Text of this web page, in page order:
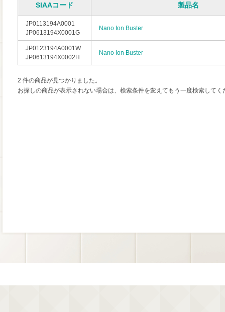
SIAAコード 製品名
JP0113194A0001
JP0613194X0001G
Nano Ion Buster
JP0123194A0001W
JP0613194X0002H
Nano Ion Buster
2 件の商品が見つかりました。
お探しの商品が表示されない場合は、検索条件を変えてもう一度検索してく